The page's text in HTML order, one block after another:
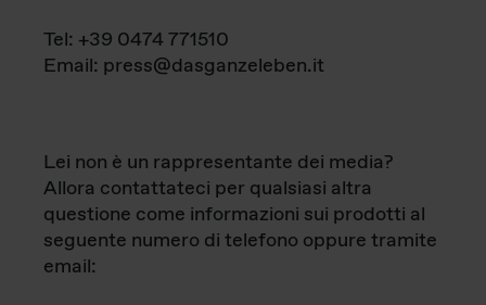
Tel: +39 0474 771510
Email: press@dasganzeleben.it
Lei non è un rappresentante dei media?
Allora contattateci per qualsiasi altra
questione come informazioni sui prodotti al
seguente numero di telefono oppure tramite
email: